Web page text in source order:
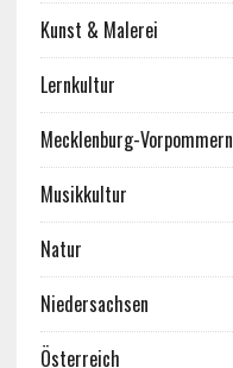
Kunst & Malerei
Lernkultur
Mecklenburg-Vorpommern
Musikkultur
Natur
Niedersachsen
Österreich